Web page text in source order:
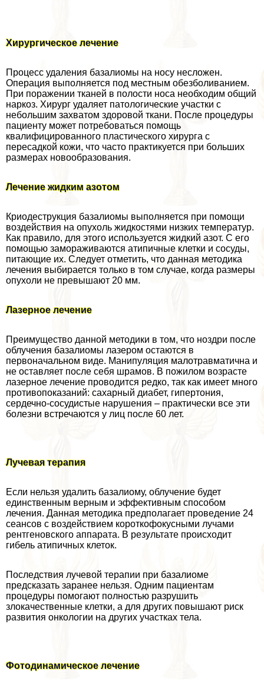
Хирургическое лечение
Процесс удаления базалиомы на носу несложен.
Операция выполняется под местным обезболиванием.
При поражении тканей в полости носа необходим общий
наркоз. Хирург удаляет патологические участки с
небольшим захватом здоровой ткани. После процедуры
пациенту может потребоваться помощь
квалифицированного пластического хирурга с
пересадкой кожи, что часто пpaктикуется при больших
размерах новообразования.
Лечение жидким азотом
Криодеструкция базалиомы выполняется при помощи
воздействия на опухоль жидкостями низких температур.
Как правило, для этого используется жидкий азот. С его
помощью замораживаются атипичные клетки и сосуды,
питающие их. Следует отметить, что данная методика
лечения выбирается только в том случае, когда размеры
опухоли не превышают 20 мм.
Лазерное лечение
Преимущество данной методики в том, что ноздри после
облучения базалиомы лазером остаются в
первоначальном виде. Манипуляция малотравматична и
не оставляет после себя шрамов. В пожилом возрасте
лазерное лечение проводится редко, так как имеет много
противопоказаний: сахарный диабет, гипертония,
сердечно-сосудистые нарушения – пpaктически все эти
болезни встречаются у лиц после 60 лет.
Лучевая терапия
Если нельзя удалить базалиому, облучение будет
единственным верным и эффективным способом
лечения. Данная методика предполагает проведение 24
сеансов с воздействием короткофокусными лучами
рентгеновского аппарата. В результате происходит
гибель атипичных клеток.
Последствия лучевой терапии при базалиоме
предсказать заранее нельзя. Одним пациентам
процедуры помогают полностью разрушить
злокачественные клетки, а для других повышают риск
развития oнкoлoгии на других участках тела.
Фотодинамическое лечение